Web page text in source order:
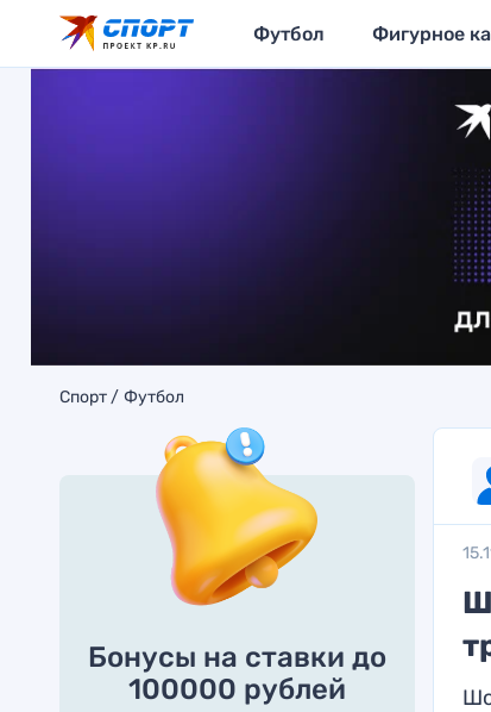
Футбол Фигурное
Спорт Футбол
Бонусы на ставки до
100000 рублей